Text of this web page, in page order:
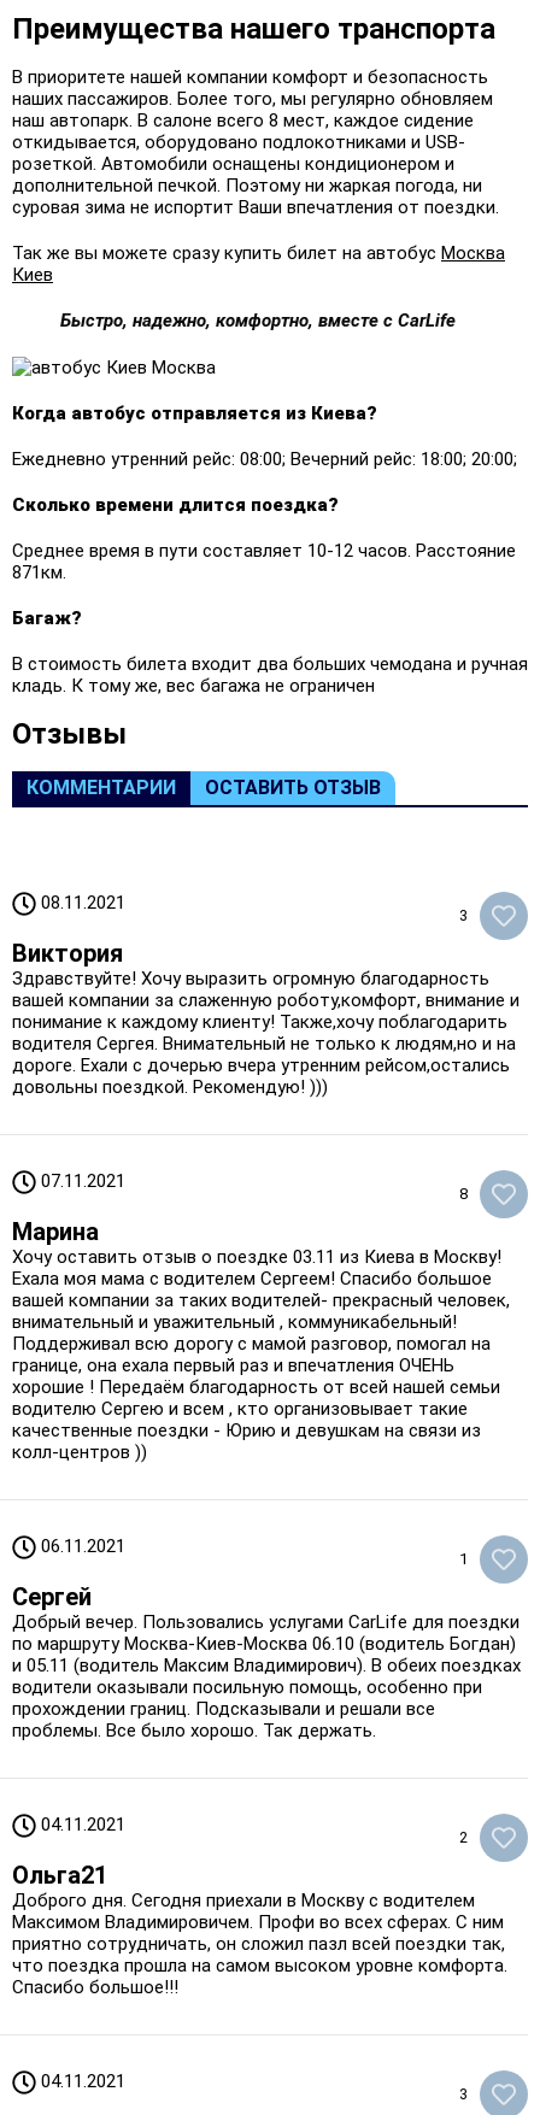
Преимущества нашего транспорта
В приоритете нашей компании комфорт и безопасность
наших пассажиров. Более того, мы регулярно обновляем
наш автопарк. В салоне всего 8 мест, каждое сидение
откидывается, оборудовано подлокотниками и USB-
розеткой. Автомобили оснащены кондиционером и
дополнительной печкой. Поэтому ни жаркая погода, ни
суровая зима не испортит Ваши впечатления от поездки.
Так же вы можете сразу купить билет на автобус Москва
Киев
Быстро, надежно, комфортно, вместе с CarLife
Когда автобус отправляется из Киева?
Ежедневно утренний рейс: 08:00; Вечерний рейс: 18:00; 20:00;
Сколько времени длится поездка?
Среднее время в пути составляет 10-12 часов. Расстояние
871км.
Багаж?
В стоимость билета входит два больших чемодана и ручная
кладь. К тому же, вес багажа не ограничен
Oтзывы
КОММЕНТАРИИ ОСТАВИТЬ ОТЗЫВ
08.11.2021
3
Виктория
Здравствуйте! Хочу выразить огромную благодарность
вашей компании за слаженную роботу,комфорт, внимание и
понимание к каждому клиенту! Также,хочу поблагодарить
водителя Сергея. Внимательный не только к людям,но и на
дороге. Ехали с дочерью вчера утренним рейсом,остались
довольны поездкой. Рекомендую! )))
07.11.2021
8
Марина
Хочу оставить отзыв о поездке 03.11 из Киева в Москву!
Ехала моя мама с водителем Сергеем! Спасибо большое
вашей компании за таких водителей- прекрасный человек,
внимательный и уважительный , коммуникабельный!
Поддерживал всю дорогу с мамой разговор, помогал на
границе, она ехала первый раз и впечатления ОЧЕНЬ
хорошие ! Передаём благодарность от всей нашей семьи
водителю Сергею и всем , кто организовывает такие
качественные поездки - Юрию и девушкам на связи из
колл-центров ))
06.11.2021
1
Сергей
Добрый вечер. Пользовались услугами CarLife для поездки
по маршруту Москва-Киев-Москва 06.10 (водитель Богдан)
и 05.11 (водитель Максим Владимирович). В обеих поездках
водители оказывали посильную помощь, особенно при
прохождении границ. Подсказывали и решали все
проблемы. Все было хорошо. Так держать.
04.11.2021
2
Ольга21
Доброго дня. Сегодня приехали в Москву с водителем
Максимом Владимировичем. Профи во всех сферах. С ним
приятно сотрудничать, он сложил пазл всей поездки так,
что поездка прошла на самом высоком уровне комфорта.
Спасибо большое!!!
04.11.2021
3